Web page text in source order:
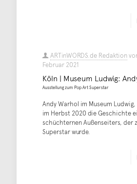
ARTinWORDS.de Redaktion
Februar 2021
Köln | Museum Ludwig:
Ausstellung zum Pop Art Superstar
Andy Warhol im Museum
im Herbst 2020 die Geschichte
schüchternen Außenseiters, der
Superstar wurde.